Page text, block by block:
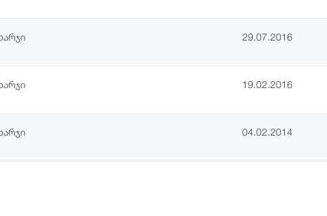
29.07.2016
19.02.2016
04.02.2014